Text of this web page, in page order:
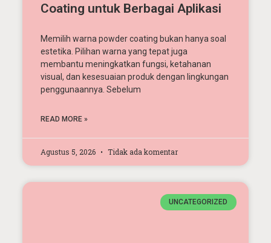
Coating untuk Berbagai Aplikasi
Memilih warna powder coating bukan hanya soal
estetika. Pilihan warna yang tepat juga
membantu meningkatkan fungsi, ketahanan
visual, dan kesesuaian produk dengan lingkungan
penggunaannya. Sebelum
READ MORE »
Agustus 5, 2026 Tidak ada komentar
UNCATEGORIZED